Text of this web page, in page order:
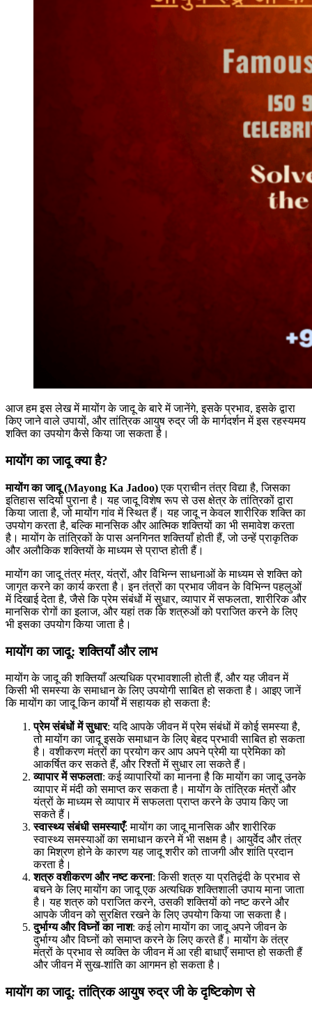
आज हम इस लेख में मायोंग के जादू के बारे में जानेंगे, इसके प्रभाव, इसके द्वारा
किए जाने वाले उपायों, और तांत्रिक आयुष रुद्र जी के मार्गदर्शन में इस रहस्यमय
शक्ति का उपयोग कैसे किया जा सकता है।
मायोंग का जादू क्या है?
मायोंग का जादू (Mayong Ka Jadoo)एक प्राचीन तंत्र विद्या है, जिसका
इतिहास सदियों पुराना है। यह जादू विशेष रूप से उस क्षेत्र के तांत्रिकों द्वारा
किया जाता है, जो मायोंग गांव में स्थित हैं। यह जादू न केवल शारीरिक शक्ति का
उपयोग करता है, बल्कि मानसिक और आत्मिक शक्तियों का भी समावेश करता
है। मायोंग के तांत्रिकों के पास अनगिनत शक्तियाँ होती हैं, जो उन्हें प्राकृतिक
और अलौकिक शक्तियों के माध्यम से प्राप्त होती हैं।
मायोंग का जादू तंत्र मंत्र, यंत्रों, और विभिन्न साधनाओं के माध्यम से शक्ति को
जागृत करने का कार्य करता है। इन तंत्रों का प्रभाव जीवन के विभिन्न पहलुओं
में दिखाई देता है, जैसे कि प्रेम संबंधों में सुधार, व्यापार में सफलता, शारीरिक और
मानसिक रोगों का इलाज, और यहां तक कि शत्रुओं को पराजित करने के लिए
भी इसका उपयोग किया जाता है।
मायोंग का जादू: शक्तियाँ और लाभ
मायोंग के जादू की शक्तियाँ अत्यधिक प्रभावशाली होती हैं, और यह जीवन में
किसी भी समस्या के समाधान के लिए उपयोगी साबित हो सकता है। आइए जानें
कि मायोंग का जादू किन कार्यों में सहायक हो सकता है:
प्रेम संबंधों में सुधार: यदि आपके जीवन में प्रेम संबंधों में कोई समस्या है,
तो मायोंग का जादू इसके समाधान के लिए बेहद प्रभावी साबित हो सकता
है। वशीकरण मंत्रों का प्रयोग कर आप अपने प्रेमी या प्रेमिका को
आकर्षित कर सकते हैं, और रिश्तों में सुधार ला सकते हैं।
व्यापार में सफलता: कई व्यापारियों का मानना है कि मायोंग का जादू उनके
व्यापार में मंदी को समाप्त कर सकता है। मायोंग के तांत्रिक मंत्रों और
यंत्रों के माध्यम से व्यापार में सफलता प्राप्त करने के उपाय किए जा
सकते हैं।
स्वास्थ्य संबंधी समस्याएँ: मायोंग का जादू मानसिक और शारीरिक
स्वास्थ्य समस्याओं का समाधान करने में भी सक्षम है। आयुर्वेद और तंत्र
का मिश्रण होने के कारण यह जादू शरीर को ताजगी और शांति प्रदान
करता है।
शत्रु वशीकरण और नष्ट करना: किसी शत्रु या प्रतिद्वंदी के प्रभाव से
बचने के लिए मायोंग का जादू एक अत्यधिक शक्तिशाली उपाय माना जाता
है। यह शत्रु को पराजित करने, उसकी शक्तियों को नष्ट करने और
आपके जीवन को सुरक्षित रखने के लिए उपयोग किया जा सकता है।
दुर्भाग्य और विघ्नों का नाश: कई लोग मायोंग का जादू अपने जीवन के
दुर्भाग्य और विघ्नों को समाप्त करने के लिए करते हैं। मायोंग के तंत्र
मंत्रों के प्रभाव से व्यक्ति के जीवन में आ रही बाधाएँ समाप्त हो सकती हैं
और जीवन में सुख-शांति का आगमन हो सकता है।
मायोंग का जादू: तांत्रिक आयुष रुद्र जी के दृष्टिकोण से